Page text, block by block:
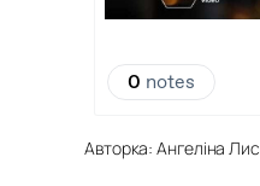
Авторка: Ангеліна